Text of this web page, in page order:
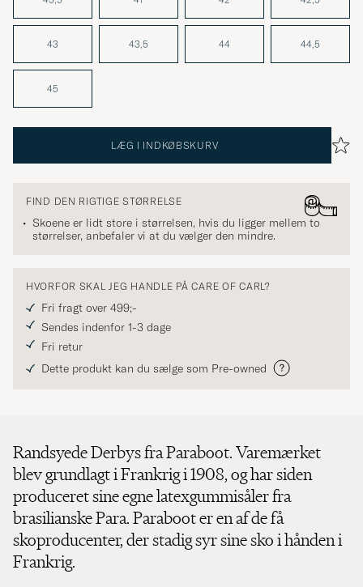
43 43,5 44 44,5
45
LÆG I INDKØBSKURV
FIND DEN RIGTIGE STØRRELSE
Skoene er lidt store i størrelsen, hvis du ligger mellem to
størrelser, anbefaler vi at du vælger den mindre.
HVORFOR SKAL JEG HANDLE PÅ CARE OF CARL?
Fri fragt over 499;-
Sendes indenfor 1-3 dage
Fri retur
Dette produkt kan du sælge som Pre-owned
Randsyede Derbys fra Paraboot. Varemærket
blev grundlagt i Frankrig i 1908, og har siden
produceret sine egne latexgummisåler fra
brasilianske Para. Paraboot er en af ​​de få
skoproducenter, der stadig syr sine sko i hånden i
Frankrig.